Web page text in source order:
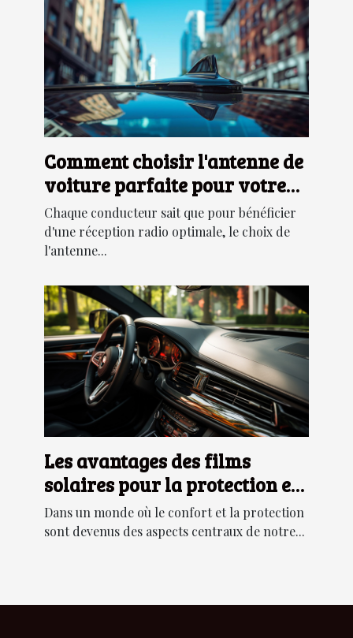
Comment choisir l'antenne de
voiture parfaite pour votre
modèle ?
Chaque conducteur sait que pour bénéficier
d'une réception radio optimale, le choix de
l'antenne...
Les avantages des films
solaires pour la protection et
le confort dans votre
automobile
Dans un monde où le confort et la protection
sont devenus des aspects centraux de notre...